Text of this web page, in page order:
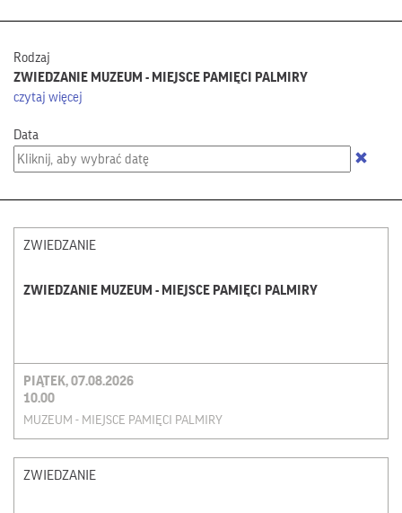
Rodzaj
ZWIEDZANIE MUZEUM - MIEJSCE PAMIĘCI PALMIRY
czytaj więcej
Data
ZWIEDZANIE
ZWIEDZANIE MUZEUM - MIEJSCE PAMIĘCI PALMIRY
PIĄTEK, 07.08.2026
10.00
MUZEUM - MIEJSCE PAMIĘCI PALMIRY
ZWIEDZANIE